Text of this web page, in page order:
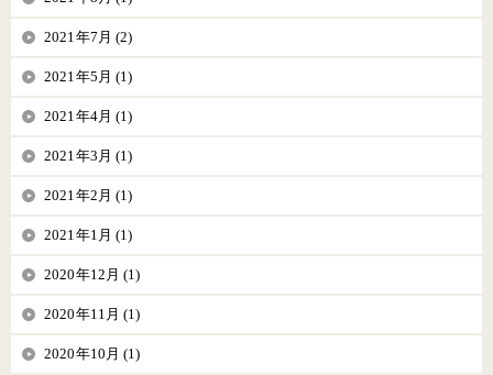
2021年7月 (2)
2021年5月 (1)
2021年4月 (1)
2021年3月 (1)
2021年2月 (1)
2021年1月 (1)
2020年12月 (1)
2020年11月 (1)
2020年10月 (1)